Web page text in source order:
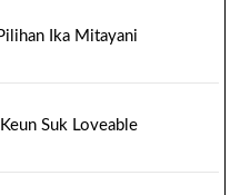
Ika Mitayani
Suk Loveable